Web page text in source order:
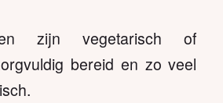
zijn vegetarisch of
bereid en zo veel